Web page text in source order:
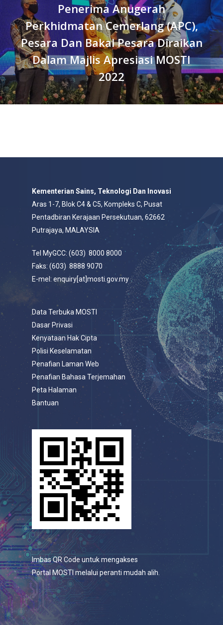
Penerima Anugerah
Perkhidmatan Cemerlang (APC),
Pesara Dan Bakal Pesara Diraikan
Dalam Majlis Apresiasi MOSTI
2022
Kementerian Sains, Teknologi Dan Inovasi
Aras 1-7, Blok C4 & C5, Kompleks C, Pusat
Pentadbiran Kerajaan Persekutuan, 62662
Putrajaya, MALAYSIA
Tel MyGCC: (603) 8000 8000
Faks: (603) 8888 9070
E-mel: enquiry[at]mosti.gov.my
Data Terbuka MOSTI
Dasar Privasi
Kenyataan Hak Cipta
Polisi Keselamatan
Penafian Laman Web
Penafian Bahasa Terjemahan
Peta Halaman
Bantuan
Imbas QR Code untuk mengakses
Portal MOSTI melalui peranti mudah alih.